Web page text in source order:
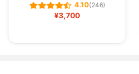
4.10(246)
¥3,700